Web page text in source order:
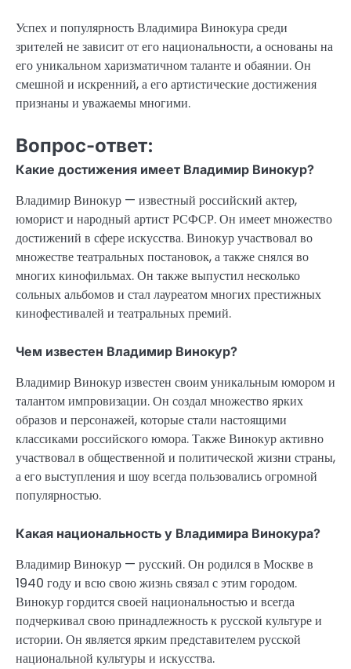
Успех и популярность Владимира Винокура среди
зрителей не зависит от его национальности, а основаны на
его уникальном харизматичном таланте и обаянии. Он
смешной и искренний, а его артистические достижения
признаны и уважаемы многими.
Вопрос-ответ:
Какие достижения имеет Владимир Винокур?
Владимир Винокур — известный российский актер,
юморист и народный артист РСФСР. Он имеет множество
достижений в сфере искусства. Винокур участвовал во
множестве театральных постановок, а также снялся во
многих кинофильмах. Он также выпустил несколько
сольных альбомов и стал лауреатом многих престижных
кинофестивалей и театральных премий.
Чем известен Владимир Винокур?
Владимир Винокур известен своим уникальным юмором и
талантом импровизации. Он создал множество ярких
образов и персонажей, которые стали настоящими
классиками российского юмора. Также Винокур активно
участвовал в общественной и политической жизни страны,
а его выступления и шоу всегда пользовались огромной
популярностью.
Какая национальность у Владимира Винокура?
Владимир Винокур — русский. Он родился в Москве в
1940 году и всю свою жизнь связал с этим городом.
Винокур гордится своей национальностью и всегда
подчеркивал свою принадлежность к русской культуре и
истории. Он является ярким представителем русской
национальной культуры и искусства.